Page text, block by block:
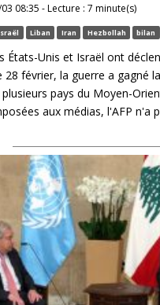
08:35 - Lecture : 7 minute(s)
Liban Iran Hezbollah bilan
États-Unis et Israël ont
28 février, la guerre a gagné
pays du Moyen-
aux médias, l'AFP n'a